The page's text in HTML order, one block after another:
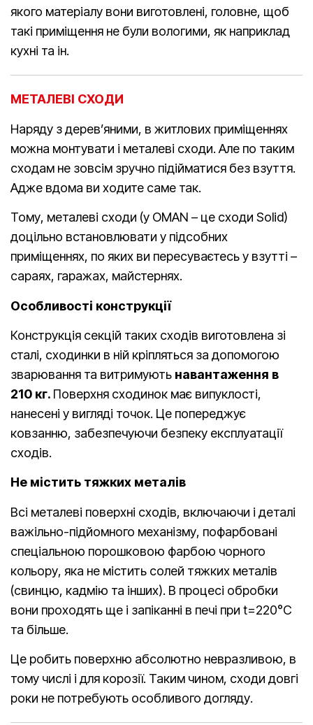
якого матеріалу вони виготовлені, головне, щоб
такі приміщення не були вологими, як наприклад
кухні та ін.
МЕТАЛЕВІ СХОДИ
Наряду з дерев’яними, в житлових приміщеннях
можна монтувати і металеві сходи. Але по таким
сходам не зовсім зручно підійматися без взуття.
Адже вдома ви ходите саме так.
Тому, металеві сходи (у OMAN – це сходи Solid)
доцільно встановлювати у підсобних
приміщеннях, по яких ви пересуваєтесь у взутті –
сараях, гаражах, майстернях.
Особливості конструкції
Конструкція секцій таких сходів виготовлена зі
сталі, сходинки в ній кріпляться за допомогою
зварювання та витримують навантаження в
210 кг. Поверхня сходинок має випуклості,
нанесені у вигляді точок. Це попереджує
ковзанню, забезпечуючи безпеку експлуатації
сходів.
Не містить тяжких металів
Всі металеві поверхні сходів, включаючи і деталі
важільно-підйомного механізму, пофарбовані
спеціальною порошковою фарбою чорного
кольору, яка не містить солей тяжких металів
(свинцю, кадмію та інших). В процесі обробки
вони проходять ще і запіканні в печі при t=220°C
та більше.
Це робить поверхню абсолютно невразливою, в
тому числі і для корозії. Таким чином, сходи довгі
роки не потребують особливого догляду.